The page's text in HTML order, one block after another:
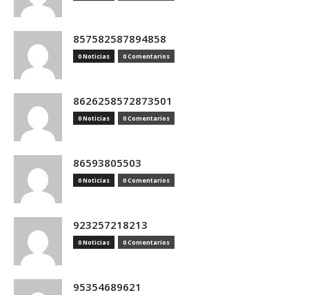
857582587894858
0 Noticias 0 Comentarios
8626258572873501
0 Noticias 0 Comentarios
86593805503
0 Noticias 0 Comentarios
923257218213
0 Noticias 0 Comentarios
95354689621